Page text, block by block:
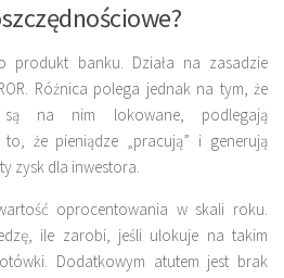
produkt banku. Działa na zasadzie
Różnica polega jednak na tym, że
na nim lokowane, podlegają
że pieniądze „pracują” i generują
zysk dla inwestora.
oprocentowania w skali roku.
ile zarobi, jeśli ulokuje na takim
Dodatkowym atutem jest brak